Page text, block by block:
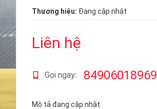
Thương hiệu: Đang cập nhật
Liên hệ
Gọi ngay: 84906018969
Mô tả đang cập nhật